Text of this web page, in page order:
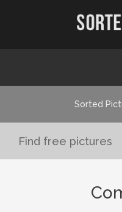
Sorted